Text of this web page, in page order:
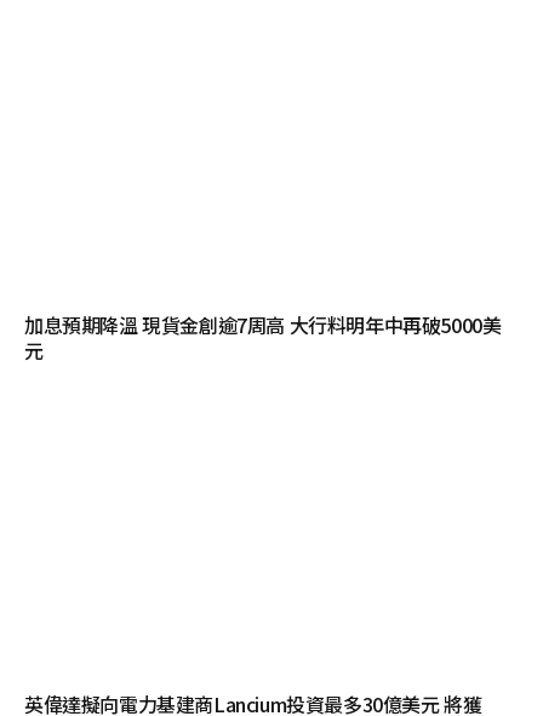
加息預期降溫 現貨金創逾7周高 大行料明年中再破5000美
元
英偉達擬向電力基建商Lancium投資最多30億美元 將獲